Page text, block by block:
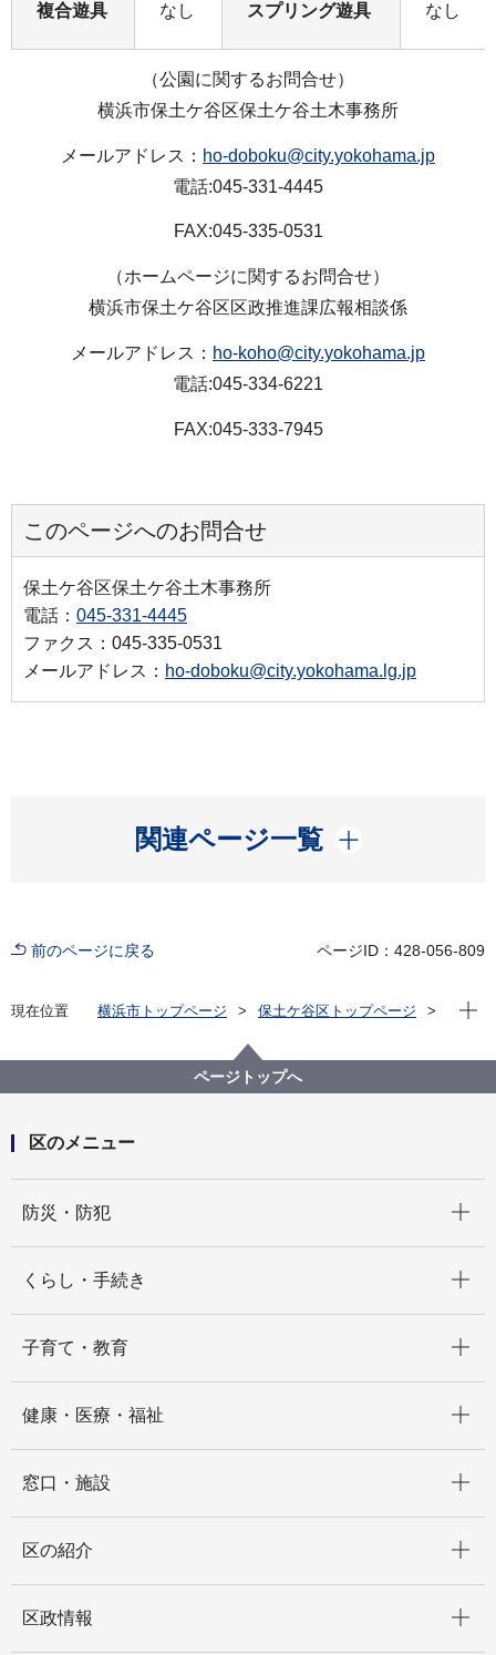
複合遊具 なし スプリング遊具 なし
（公園に関するお問合せ）
横浜市保土ケ谷区保土ケ谷土木事務所
メールアドレス： ho-doboku@city.yokohama.jp
電話:045-331-4445
FAX:045-335-0531
（ホームページに関するお問合せ）
横浜市保土ケ谷区区政推進課広報相談係
メールアドレス： ho-koho@city.yokohama.jp
電話:045-334-6221
FAX:045-333-7945
このページへのお問合せ
保土ケ谷区保土ケ谷土木事務所
電話： 045-331-4445
ファクス：045-335-0531
メールアドレス： ho-doboku@city.yokohama.lg.jp
関連ページ一覧
開く
前のページに戻る ページID：428-056-809
現在位置 横浜市トップページ
保土ケ谷区トップページ
現在
ページトップへ
区のメニュー
防災・防犯
くらし・手続き
子育て・教育
健康・医療・福祉
窓口・施設
区の紹介
区政情報